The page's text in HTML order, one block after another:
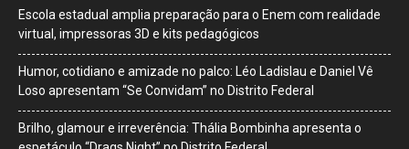
Escola estadual amplia preparação para o Enem com realidade
virtual, impressoras 3D e kits pedagógicos
Humor, cotidiano e amizade no palco: Léo Ladislau e Daniel Vê
Loso apresentam “Se Convidam” no Distrito Federal
Brilho, glamour e irreverência: Thália Bombinha apresenta o